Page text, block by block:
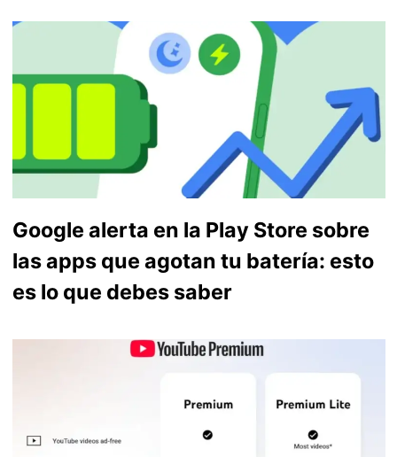
Google alerta en la Play Store sobre
las apps que agotan tu batería: esto
es lo que debes saber